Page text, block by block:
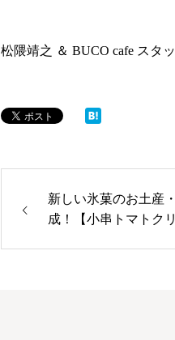
松隈靖之 ＆ BUCO cafe スタ
新しい氷菓のお土産
成！【小串トマトクリ